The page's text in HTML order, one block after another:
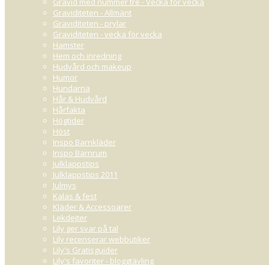
Graviditeten - Allmänt
Graviditeten - prylar
Graviditeten - vecka för vecka
Hamster
Hem och inredning
Hudvård och makeup
Humor
Hundarna
Hår & Hudvård
Hårfakta
Högtider
Höst
Inspo Barnkläder
Inspo Barnrum
Julklappstips
Julklappstips 2011
Julmys
Kalas & fest
Kläder & Accessoarer
Lekdejter
Lily ger svar på tal
Lily recenserar webbutiker
Lily's Gratisguider
Lily's favoriter - bloggtävling